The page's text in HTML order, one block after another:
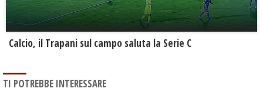
Calcio, il Trapani sul campo saluta la Serie C
TI POTREBBE INTERESSARE